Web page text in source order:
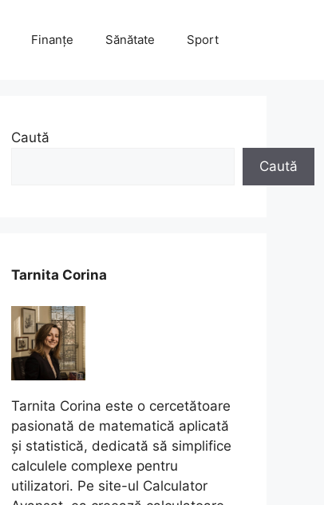
Finanțe Sănătate Sport
Caută
Caută
Tarnita Corina
Tarnita Corina este o cercetătoare
pasionată de matematică aplicată
și statistică, dedicată să simplifice
calculele complexe pentru
utilizatori. Pe site-ul Calculator